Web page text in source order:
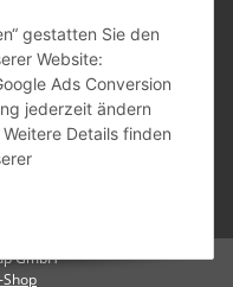
gestatten Sie den
Website:
Ads Conversion
jederzeit ändern
Details finden
GmbH
Shop